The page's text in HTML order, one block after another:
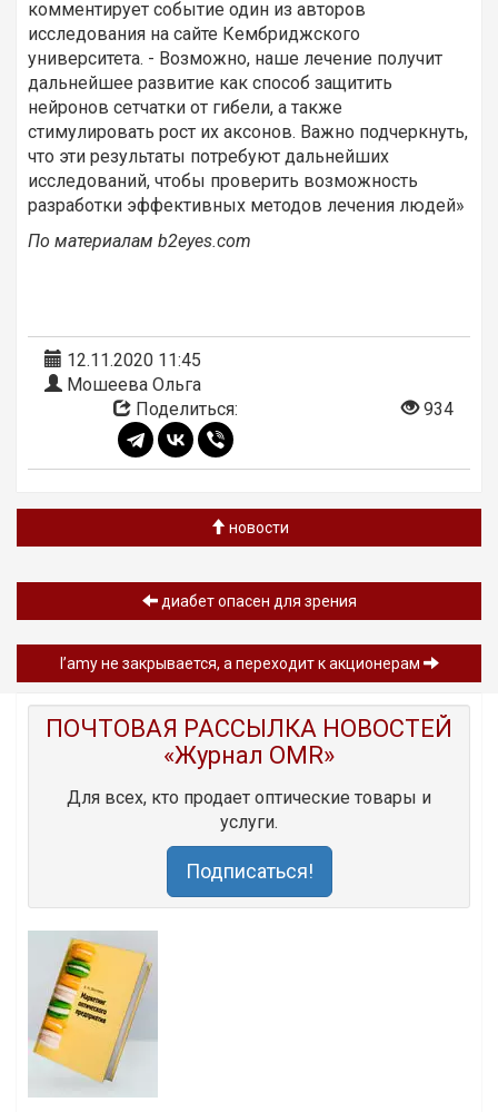
комментирует событие один из авторов
исследования на сайте Кембриджского
университета. - Возможно, наше лечение получит
дальнейшее развитие как способ защитить
нейронов сетчатки от гибели, а также
стимулировать рост их аксонов. Важно подчеркнуть,
что эти результаты потребуют дальнейших
исследований, чтобы проверить возможность
разработки эффективных методов лечения людей»
По материалам b2eyes.com
12.11.2020 11:45
Мошеева Ольга
Поделиться:
934
новости
диабет опасен для зрения
l’amy не закрывается, а переходит к акционерам
ПОЧТОВАЯ РАССЫЛКА НОВОСТЕЙ
«Журнал OMR»
Для всех, кто продает оптические товары и
услуги.
Подписаться!